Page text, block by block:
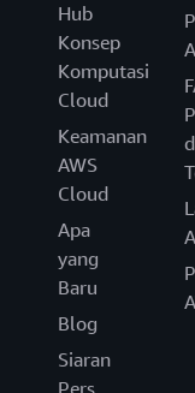
Hub
Konsep
Komputasi
Cloud
Keamanan
AWS
Cloud
Apa
yang
Baru
Blog
Siaran